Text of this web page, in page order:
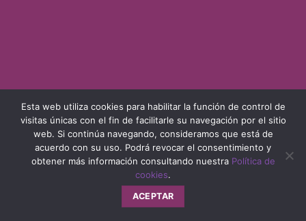
Esta web utiliza cookies para habilitar la función de control de
visitas únicas con el fin de facilitarle su navegación por el sitio
web. Si continúa navegando, consideramos que está de
acuerdo con su uso. Podrá revocar el consentimiento y
obtener más información consultando nuestra Política de
cookies.
ACEPTAR